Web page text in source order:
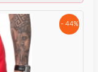
- 44%